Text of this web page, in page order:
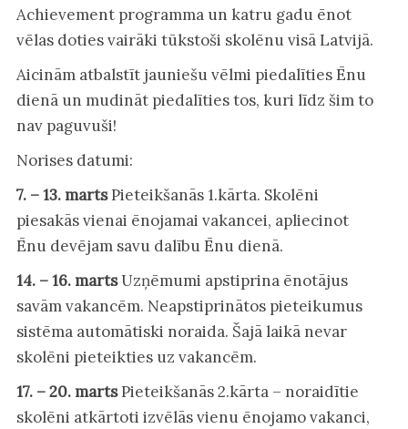
Achievement programma un katru gadu ēnot
vēlas doties vairāki tūkstoši skolēnu visā Latvijā.
Aicinām atbalstīt jauniešu vēlmi piedalīties Ēnu
dienā un mudināt piedalīties tos, kuri līdz šim to
nav paguvuši!
Norises datumi:
7. – 13. martsPieteikšanās 1.kārta. Skolēni
piesakās vienai ēnojamai vakancei, apliecinot
Ēnu devējam savu dalību Ēnu dienā.
14. – 16. martsUzņēmumi apstiprina ēnotājus
savām vakancēm. Neapstiprinātos pieteikumus
sistēma automātiski noraida. Šajā laikā nevar
skolēni pieteikties uz vakancēm.
17. – 20. martsPieteikšanās 2.kārta – noraidītie
skolēni atkārtoti izvēlās vienu ēnojamo vakanci,